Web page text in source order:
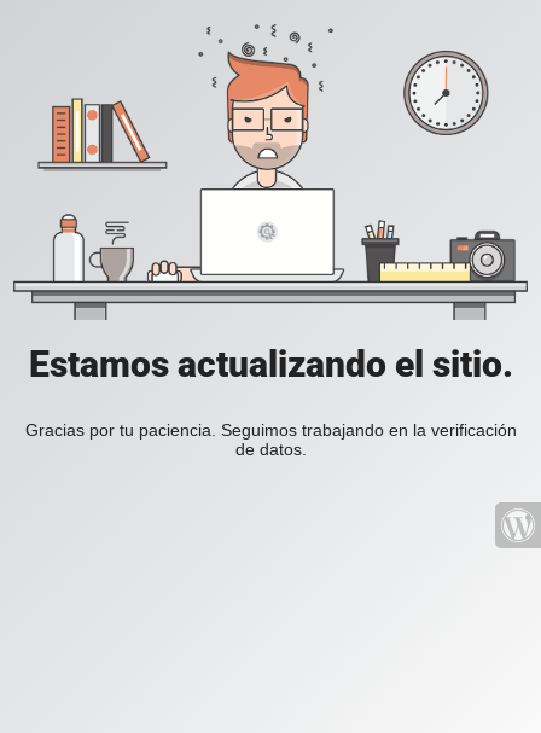
Estamos actualizando el sitio.
Gracias por tu paciencia. Seguimos trabajando en la verificación
de datos.